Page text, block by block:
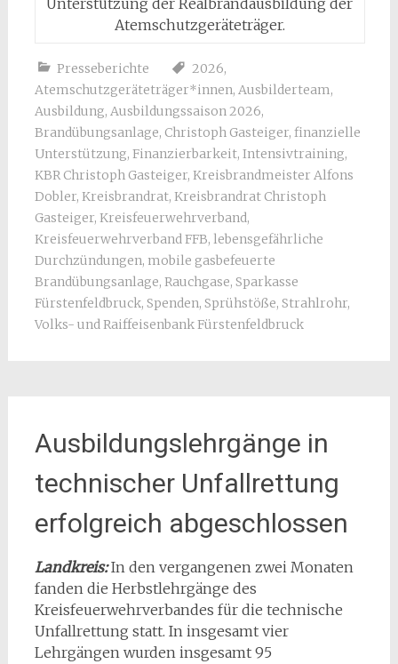
Unterstützung der Realbrandausbildung der
Atemschutzgeräteträger.
Presseberichte 2026,
Atemschutzgeräteträger*innen, Ausbilderteam,
Ausbildung, Ausbildungssaison 2026,
Brandübungsanlage, Christoph Gasteiger, finanzielle
Unterstützung, Finanzierbarkeit, Intensivtraining,
KBR Christoph Gasteiger, Kreisbrandmeister Alfons
Dobler, Kreisbrandrat, Kreisbrandrat Christoph
Gasteiger, Kreisfeuerwehrverband,
Kreisfeuerwehrverband FFB, lebensgefährliche
Durchzündungen, mobile gasbefeuerte
Brandübungsanlage, Rauchgase, Sparkasse
Fürstenfeldbruck, Spenden, Sprühstöße, Strahlrohr,
Volks- und Raiffeisenbank Fürstenfeldbruck
Ausbildungslehrgänge in
technischer Unfallrettung
erfolgreich abgeschlossen
Landkreis:In den vergangenen zwei Monaten
fanden die Herbstlehrgänge des
Kreisfeuerwehrverbandes für die technische
Unfallrettung statt. In insgesamt vier
Lehrgängen wurden insgesamt 95